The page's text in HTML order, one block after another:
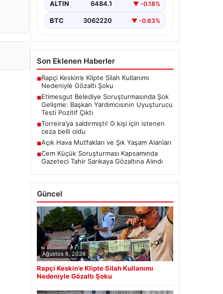
kapsamlı soruşturma, yeni ve çarpıcı
Başkan Yardımcısı…
ALTIN 6484.1 ▼ -0.18%
BTC 3062220 ▼ -0.63%
Son Eklenen Haberler
■Rapçi Keskin’e Klipte Silah Kullanımı
Nedeniyle Gözaltı Şoku
■Etimesgut Belediye Soruşturmasında Şok
Gelişme: Başkan Yardımcısının Uyuşturucu
Testi Pozitif Çıktı
■Torreira’ya saldırmıştı! O kişi için istenen
ceza belli oldu
■Açık Hava Mutfakları ve Şık Yaşam Alanları
■Cem Küçük Soruşturması Kapsamında
Gazeteci Tahir Sarıkaya Gözaltına Alındı
Güncel
Ağustos 6, 2026
Rapçi Keskin’e Klipte Silah Kullanımı
Nedeniyle Gözaltı Şoku